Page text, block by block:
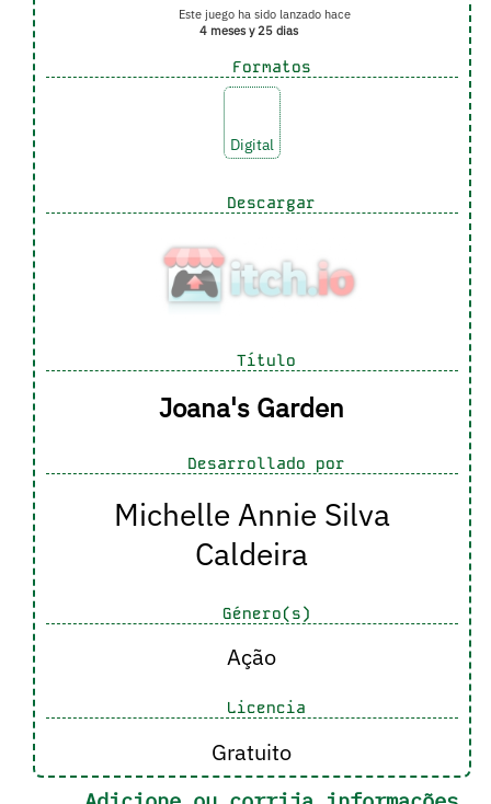
Este juego ha sido lanzado hace
4 meses y 25 dias
Formatos
Digital
Descargar
Título
Joana's Garden
Desarrollado por
Michelle Annie Silva
Caldeira
Género(s)
Ação
Licencia
Gratuito